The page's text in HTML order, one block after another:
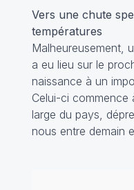
Vers une chute
températures
Malheureusement,
a eu lieu sur le
naissance à un
Celui-ci commence
large du pays,
nous entre demain